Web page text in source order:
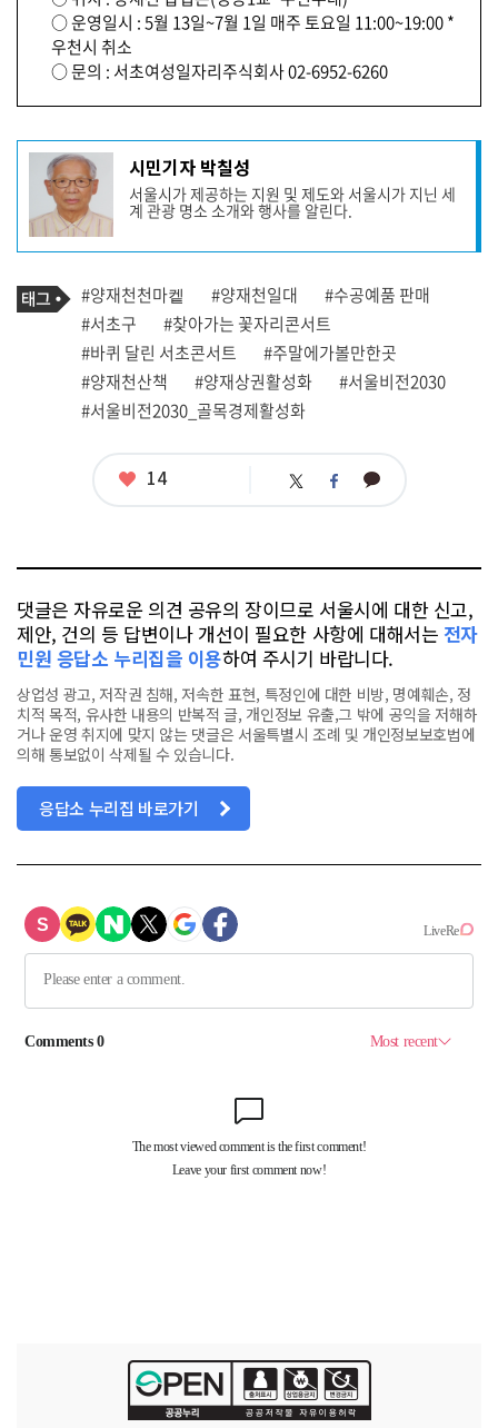
○ 운영일시 : 5월 13일~7월 1일 매주 토요일 11:00~19:00 *
우천시 취소
○ 문의 : 서초여성일자리주식회사 02-6952-6260
기
사
성
자
프
필
시민기자 박칠성
서울시가 제공하는 지원 및 제도와 서울시가 지닌 세
계 관광 명소 소개와 행사를 알린다.
기
사
관
련
태
그
태
그
#양재천천마켙 #양재천일대
#수공예품 판매
#서초구
#찾아가는 꽃자리콘서트
#바퀴 달린 서초콘서트
#주말에가볼만한곳
#양재천산책
#양재상권활성화
#서울비전2030
#서울비전2030_골목경제활성화
좋
14 트 페 카
댓글은 자유로운 의견 공유의 장이므로 서울시에 대한 신고,
제안, 건의 등 답변이나 개선이 필요한 사항에 대해서는 전자
민원 응답소 누리집을 이용하여 주시기 바랍니다.
상업성 광고, 저작권 침해, 저속한 표현, 특정인에 대한 비방, 명예훼손, 정
치적 목적, 유사한 내용의 반복적 글, 개인정보 유출,그 밖에 공익을 저해하
거나 운영 취지에 맞지 않는 댓글은 서울특별시 조례 및 개인정보보호법에
의해 통보없이 삭제될 수 있습니다.
응답소 누리집 바로가기